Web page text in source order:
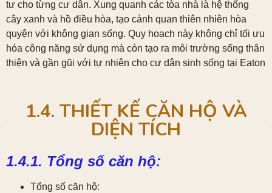
tư cho từng cư dân. Xung quanh các tòa nhà là hệ thống
cây xanh và hồ điều hòa, tạo cảnh quan thiên nhiên hòa
quyện với không gian sống. Quy hoạch này không chỉ tối ưu
hóa công năng sử dụng mà còn tạo ra môi trường sống thân
thiện và gần gũi với tự nhiên cho cư dân sinh sống tại Eaton
1.4. THIẾT KẾ CĂN HỘ VÀ
DIỆN TÍCH
1.4.1. Tổng số căn hộ:
Tổng số căn hộ: